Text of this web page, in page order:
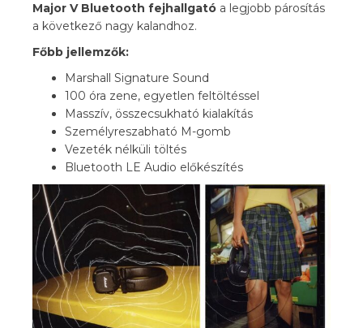
Major V Bluetooth fejhallgató a legjobb párosítás
a következő nagy kalandhoz.
Főbb jellemzők:
Marshall Signature Sound
100 óra zene, egyetlen feltöltéssel
Masszív, összecsukható kialakítás
Személyreszabható M-gomb
Vezeték nélküli töltés
Bluetooth LE Audio előkészítés